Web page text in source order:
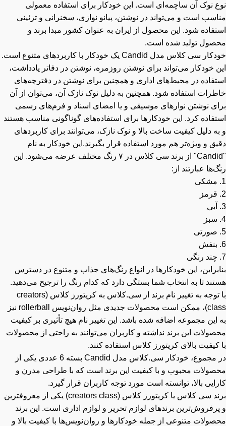
نوک آن ساچمه‌ای است. این خودکار برای استفاده معمولی
است و می‌تواند در نوشتن، پیانو نوازی، سخنرانی و تزئینی
شود. این محصول از ایران به عنوان کشور مبدا برند و
تولید شده است.
خودکار سی کلاس مدل Candid یک خودکار با کاربردهای متنوع است.
خودکار می‌تواند برای نوشتن روزمره، نوشتن در دفاتر یادداشت،
در محیط‌های اداری و همچنین برای نوشتن در دفترچه‌های
استفاده شود. همچنین به دلیل نوک نازک آن، می‌توان از آن
نوشتن نوارهای موسیقی و یا امضای اسناد و فرم‌های رسمی
کرد. این خودکارها برای استفاده‌های گوناگونی مناسب هستند
دلیل کیفیت ساخت بالا و نوک نازک، می‌توانند برای کاربردهای
و ویژه‌تر هم مورد استفاده قرار بگیرند.این خودکار به نام
"Candid" از برند سی کلاس در ۷ رنگ مختلف عرضه می‌شود. این
عبارتند از:
این خودکارها در انواع رنگ‌های جذاب و متنوع در دسترس
تا به انتخاب شما بستگی دارد که کدام رنگ را ترجیح می‌دهید.
با توجه به تغییر نام برند از سی.کلاس به کریتورز کلاس (creators
class)، ممکن است محصولات جدیدی مثل روان‌نویس rollerball نیز
این مجموعه اضافه شده باشد. این تغییر نام هیچ تأثیری بر کیفیت
این برند نداشته و کاربران می‌توانند به راحتی از محصولات
کیفیت بالای کریتورز کلاس استفاده کنند.
در مجموع، خودکار سی.کلاس مدل Candid بسته 6 عددی یکی از
محبوب و با کیفیت این برند است که با طراحی مدرن و
بالا، توانسته است مورد توجه کاربران قرار گیرد.
برند سی کلاس یا کریتورز کلاس (creators class) یکی از معروفترین
برندهای لوازم تحریر و لوازم اداری است. این برند
متنوعی از جمله خودکارها و روان‌نویس‌ها با کیفیت بالا و